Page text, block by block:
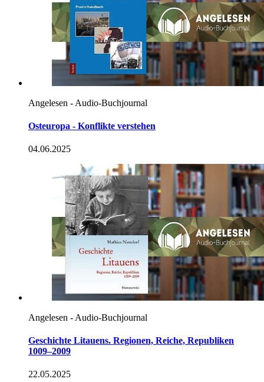
Angelesen - Audio-Buchjournal
Osteuropa - Konflikte verstehen
04.06.2025
Angelesen - Audio-Buchjournal
Geschichte Litauens. Regionen, Reiche, Republiken
1009–2009
22.05.2025